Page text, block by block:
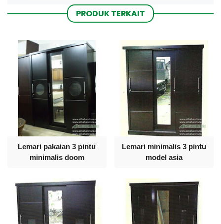
PRODUK TERKAIT
Lemari pakaian 3 pintu
minimalis doom
Lemari minimalis 3 pintu
model asia